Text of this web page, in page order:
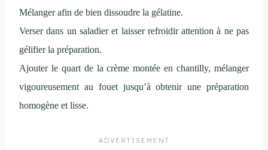
Mélanger afin de bien dissoudre la gélatine.
Verser dans un saladier et laisser refroidir attention à ne pas
gélifier la préparation.
Ajouter le quart de la crème montée en chantilly, mélanger
vigoureusement au fouet jusqu’à obtenir une préparation
homogène et lisse.